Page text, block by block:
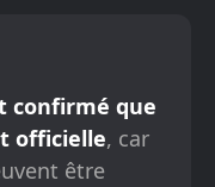
confirmé que
officielle, car
être